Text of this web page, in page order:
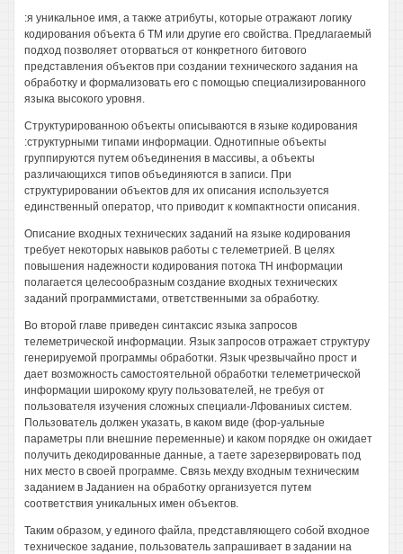
:я уникальное имя, а также атрибуты, которые отражают логику
кодирования объекта б ТМ или другие его свойства. Предлагаемый
подход позволяет оторваться от конкретного битового
представления объектов при создании технического задания на
обработку и формализовать его с помощью специализированного
языка высокого уровня.
Структурированною объекты описываются в языке кодирования
:структурными типами информации. Однотипные объекты
группируются путем объединения в массивы, а объекты
различающихся типов объединяются в записи. При
структурировании объектов для их описания используется
единственный оператор, что приводит к компактности описания.
Описание входных технических заданий на языке кодирования
требует некоторых навыков работы с телеметрией. В целях
повышения надежности кодирования потока ТН информации
полагается целесообразным создание входных технических
заданий программистами, ответственными за обработку.
Во второй главе приведен синтаксис языка запросов
телеметрической информации. Язык запросов отражает структуру
генерируемой программы обработки. Язык чрезвычайно прост и
дает возможность самостоятельной обработки телеметрической
информации широкому кругу пользователей, не требуя от
пользователя изучения сложных специали-Лфованиых систем.
Пользователь должен указать, в каком виде (фор-уальные
параметры пли внешние переменные) и каком порядке он ожидает
получить декодированные данные, а таете зарезервировать под
них место в своей программе. Связь мехду входным техническим
заданием в Jaдaниeн на обработку организуется путем
соответствия уникальных имен объектов.
Таким образом, у единого файла, представляющего собой входное
техническое задание, пользователь запрашивает в задании на